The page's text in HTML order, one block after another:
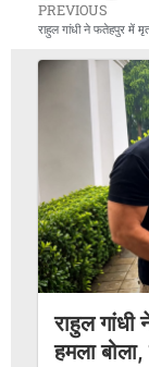
PREVIOUS
राहुल
हमला